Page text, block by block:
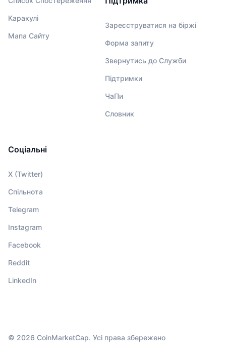
Каракулі
Мапа Сайту
Зареєструватися на біржі
Форма запиту
Звернутись до Служби
Підтримки
ЧаПи
Словник
Соціальні
X (Twitter)
Спільнота
Telegram
Instagram
Facebook
Reddit
LinkedIn
© 2026 CoinMarketCap. Усі права збережено